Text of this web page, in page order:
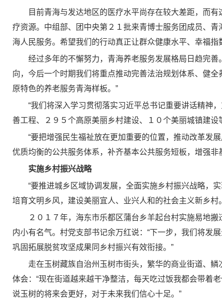
目前青海与发达地区的医疗水平尚存在较大差距，而
疗资源。中组部、团中央第２１批来青博士服务团成员、
海人民服务。希望我们的行动真正让群众健康水平、幸福指
经过多年的不懈努力，青海养老服务发展格局日趋完
向，今后一个时期我们将重点推动完善法治规划体系、健
原特色的养老服务青海样板。”
“我们将深入学习贯彻落实习近平总书记重要讲话精神
善工程、２９５个高原美丽乡村建设、１０个美丽城镇建
“要把增强民生福祉放在更加重要的位置，推动改革发
优质均衡的公共服务体系，补齐基本公共服务短板，增强
实施乡村振兴战略
“要推进城乡区域协调发展，全面实施乡村振兴战略，
培育文明乡风，建设美丽宜人、业兴人和的社会主义新乡村
２０１７年，海东市乐都区蒲台乡羊起台村实施易地
内小有名气。村党支部书记余万红说：“下一步，我们将发
巩固拓展脱贫攻坚成果同乡村振兴有效衔接。”
走在玉树藏族自治州玉树市街头，繁华的商业街道、
体会：“现在街道越来越干净整洁，每天吃过饭我都会带
说玉树的将来会更好，对于未来我们信心十足。”